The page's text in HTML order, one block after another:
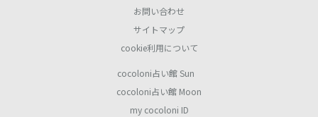
お問い合わせ
サイトマップ
cookie利用について
cocoloni占い館 Sun
cocoloni占い館 Moon
my cocoloni ID